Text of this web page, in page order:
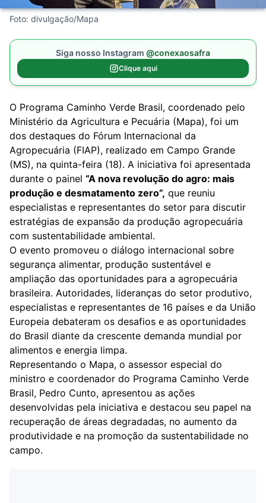
Foto: divulgação/Mapa
Siga nosso Instagram @conexaosafra
Clique aqui
O Programa Caminho Verde Brasil, coordenado pelo
Ministério da Agricultura e Pecuária (Mapa), foi um
dos destaques do Fórum Internacional da
Agropecuária (FIAP), realizado em Campo Grande
(MS), na quinta-feira (18). A iniciativa foi apresentada
durante o painel “A nova revolução do agro: mais
produção e desmatamento zero”, que reuniu
especialistas e representantes do setor para discutir
estratégias de expansão da produção agropecuária
com sustentabilidade ambiental.
O evento promoveu o diálogo internacional sobre
segurança alimentar, produção sustentável e
ampliação das oportunidades para a agropecuária
brasileira. Autoridades, lideranças do setor produtivo,
especialistas e representantes de 16 países e da União
Europeia debateram os desafios e as oportunidades
do Brasil diante da crescente demanda mundial por
alimentos e energia limpa.
Representando o Mapa, o assessor especial do
ministro e coordenador do Programa Caminho Verde
Brasil, Pedro Cunto, apresentou as ações
desenvolvidas pela iniciativa e destacou seu papel na
recuperação de áreas degradadas, no aumento da
produtividade e na promoção da sustentabilidade no
campo.